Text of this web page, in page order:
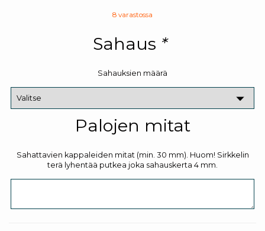
8 varastossa
Sahaus *
Sahauksien määrä
Palojen mitat
Sahattavien kappaleiden mitat (min. 30 mm). Huom! Sirkkelin
terä lyhentää putkea joka sahauskerta 4 mm.